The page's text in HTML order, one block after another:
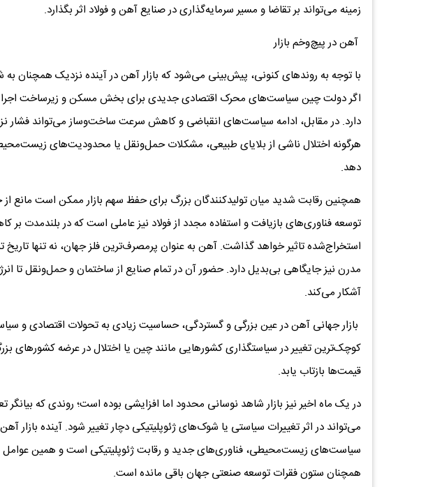
زمینه می‌تواند بر تقاضا و مسیر سرمایه‌گذاری در صنایع آهن و فولاد اثر بگذارد.
آهن در پیچ‌وخم بازار
با توجه به روندهای کنونی، پیش‌بینی می‌شود که بازار آهن در آینده نزدیک همچنان
اگر دولت چین سیاست‌های محرک اقتصادی جدیدی برای بخش مسکن و زیرساخت اجرا
دارد. در مقابل، ادامه سیاست‌های انقباضی و کاهش سرعت ساخت‌وساز می‌تواند فشار
هرگونه اختلال ناشی از بلایای طبیعی، مشکلات حمل‌ونقل یا محدودیت‌های
دهد.
همچنین رقابت شدید میان تولیدکنندگان بزرگ برای حفظ سهم بازار ممکن است مانع
توسعه فناوری‌های بازیافت و استفاده مجدد از فولاد نیز عاملی است که در بلندمدت
استخراج‌شده تاثیر خواهد گذاشت. آهن به عنوان پرمصرف‌ترین فلز جهان، نه تنها
مدرن نیز جایگاهی بی‌بدیل دارد. حضور آن در تمام صنایع از ساختمان و حمل‌ونقل تا
آشکار می‌کند.
بازار جهانی آهن در عین بزرگی و گستردگی، حساسیت زیادی به تحولات اقتصادی و
کوچک‌ترین تغییر در سیاستگذاری کشورهایی مانند چین یا اختلال در عرضه کشورهای
قیمت‌ها بازتاب یابد.
در یک ماه اخیر نیز بازار شاهد نوسانی محدود اما افزایشی بوده است؛ روندی که
می‌تواند در اثر تغییرات سیاستی یا شوک‌های ژئوپلیتیکی دچار تغییر شود. آینده بازار
سیاست‌های زیست‌محیطی، فناوری‌های جدید و رقابت ژئوپلیتیکی است و همین عوامل
همچنان ستون فقرات توسعه صنعتی جهان باقی مانده است.